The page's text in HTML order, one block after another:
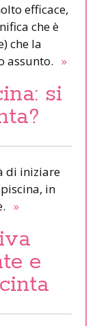
efficace,
che è
che la
assunto. »
si
di iniziare
in
»
e